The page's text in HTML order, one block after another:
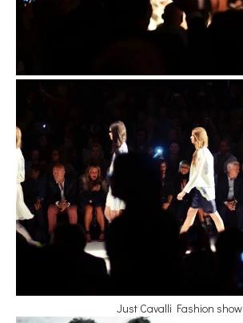
Just Cavalli Fashion show